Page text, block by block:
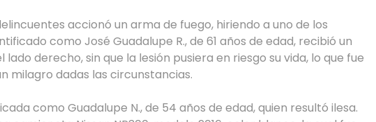
accionó un arma de fuego, hiriendo a uno de los
como José Guadalupe R., de 61 años de edad, recibió un
derecho, sin que la lesión pusiera en riesgo su vida, lo que fue
milagro dadas las circunstancias.
como Guadalupe N., de 54 años de edad, quien resultó ilesa.